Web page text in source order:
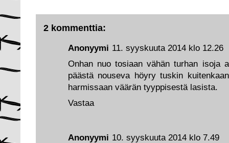
2 kommenttia:
Anonyymi 10. syyskuuta 2014 klo 7.49
Anonyymi 11. syyskuuta 2014 klo 12.26
Onhan nuo tosiaan vähän turhan isoja
päästä nouseva höyry tuskin
harmissaan väärän tyyppisestä lasista.
Vastaa